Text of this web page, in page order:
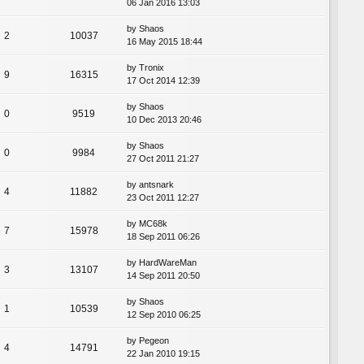
06 Jan 2016 13:03
2 10037
by Shaos
16 May 2015 18:44
9 16315
by Tronix
17 Oct 2014 12:39
0 9519
by Shaos
10 Dec 2013 20:46
0 9984
by Shaos
27 Oct 2011 21:27
4 11882
by antsnark
23 Oct 2011 12:27
7 15978
by MC68k
18 Sep 2011 06:26
3 13107
by HardWareMan
14 Sep 2011 20:50
1 10539
by Shaos
12 Sep 2010 06:25
4 14791
by Pegeon
22 Jan 2010 19:15